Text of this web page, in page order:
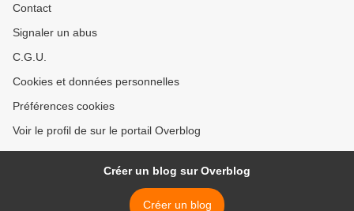
Contact
Signaler un abus
C.G.U.
Cookies et données personnelles
Préférences cookies
Voir le profil de sur le portail Overblog
Créer un blog sur Overblog
Créer un blog